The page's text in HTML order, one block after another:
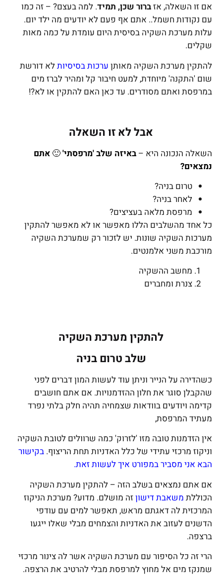
אם זו השאלה, אזברור שכן, תמיד. למה בעצם? – זה כמו
עם נקודות חשמל.. אתם אף פעם לא יודעים מה ילד יום.
עלות מערכת השקיה בסיסית היום עומדת על כמה מאות
שקלים.
להתקין מערכת השקיה מאותן ערכות בסיסיות לא דורשת
שום 'התקנה' מיוחדת, למעט חיבור קל ומהיר לברז מים
במרפסת ואתם מסודרים. עד כאן האם להתקין או לא?!
אבל לא זו השאלה
השאלה הנכונה היא – באיזה שלב 'מרפסתי'🙂 אתם
נמצאים?
טרום בניה?
לאחר בניה?
מרפסת מלאה בעציצים?
כל אחד מהשלבים הללו מאפשר או לא מאפשר להתקין
מערכות השקיה שונות. יש לזכור רק שמערכת השקיה
מורכבת משני אלמנטים.
מחשב ההשקיה
צנרת ומחברים
להתקין מערכת השקיה
שלב טרום בניה
כשהדירה על הנייר וניתן עוד לעשות המון דברים לפני
שהקבלן סוגר את חלון ההזדמנויות. אם אתם חושבים
קדימה ויודעים בוודאות שצמחיה תהיה חלק בלתי נפרד
מעתיד המרפסת,
אין הזדמנות טובה מזו 'לזרוק' כמה שרוולים לטובת השקיה
וניקוז מרכזי עתידי של כלל האדניות תחת הריצוף. בקישור
הבא אני מסביר במפורט איך לעשות זאת.
אם אתם נמצאים בשלב הזה – להתקין מערכת השקיה
הכוללת משאבת דישוןזה מושלם. מדוע? מערכת הניקוז
המרכזית לה דאגתם מראש, תאפשר למים עם עודפי
הדשנים לעזוב את האדניות והצמחים מבלי שאלו ייגעו
ברצפה.
הרי זה כל הסיפור עם מערכת השקיה אשר לה צינור מרכזי
שמנקז מים אל מחוץ למרפסת מבלי להרטיב את הרצפה.